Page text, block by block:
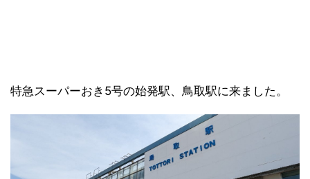
特急スーパーおき5号の始発駅、鳥取駅に来ました。